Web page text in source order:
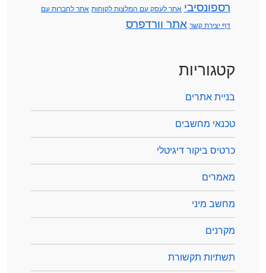
רספונסיבי אתר לעסק עם המלצות לקוחות אתר לחברות עם
דף יצירת קשר אתר וורדפרס
קטגוריות
בניית אתרים
טכנאי מחשבים
כרטיס ביקור דיגיטלי
מאמרים
מחשב מיני
מקרנים
תשתיות תקשורת